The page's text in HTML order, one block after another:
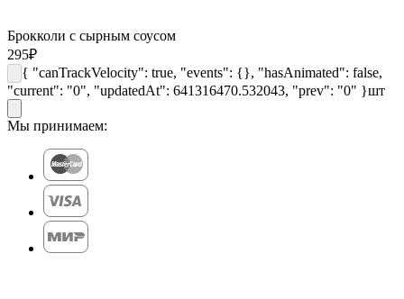
Брокколи с сырным соусом
295₽
{ "canTrackVelocity": true, "events": {}, "hasAnimated": false,
"current": "0", "updatedAt": 641316470.532043, "prev": "0" }шт
Мы принимаем: